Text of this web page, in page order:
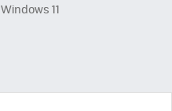
Windows 11